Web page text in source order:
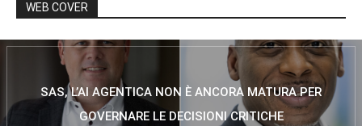
WEB COVER
SAS, L’AI AGENTICA NON È ANCORA MATURA PER
GOVERNARE LE DECISIONI CRITICHE